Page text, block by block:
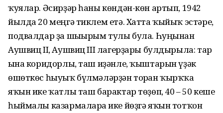
ҡуялар. Әсирҙәр һаны көндән-көн артып, 1942
йылда 20 меңгә тиклем етә. Хатта ҡыйыҡ эстәре,
подвалдар ҙа шығырым тулы була. Һуңынан
Аушвиц II, Аушвиц III лагерҙары булдырыла: тар
ғына коридор­лы, таш иҙәнле, ҡыштарын үҙәк
өшөткөс һыуыҡ бүлмәләр­ҙән торған ҡырҡҡа
яҡын ике ҡатлы таш барактар төҙөп, 40 – 50 кеше
һыймалы казармаларға ике йөҙгә яҡын тотҡон